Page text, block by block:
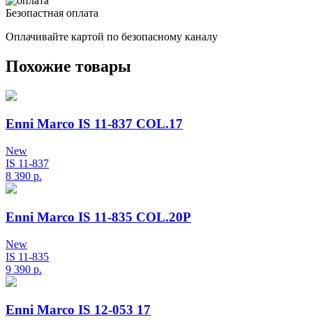
Безопастная оплата
Оплачивайте картой по безопасному каналу
Похожие товары
Enni Marco IS 11-837 COL.17
New
IS 11-837
8 390 р.
Enni Marco IS 11-835 COL.20P
New
IS 11-835
9 390 р.
Enni Marco IS 12-053 17